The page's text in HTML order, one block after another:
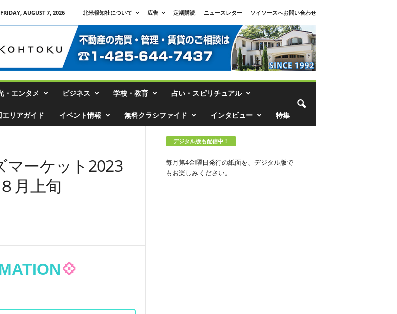
FRIDAY, AUGUST 7, 2026 北米報知社について 広告 定期購読 ニュースレター
ソイソースへお問い合わせ
・エンタメ ビジネス 学校・教育 占い・スピリチュアル
リアガイド イベント情報 無料クラシファイド インタビュー 特集
マーケット2023
月上旬
💠
デジタル版も配信中！
毎月第4金曜日発行の紙面を、デジタル版で
もお楽しみください。